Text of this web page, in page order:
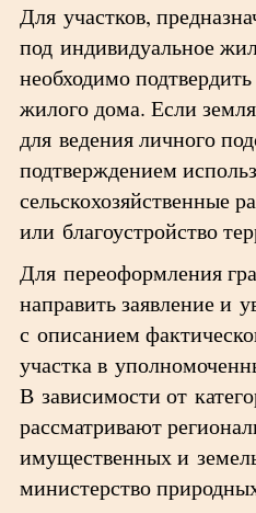
Для участков,
под индивидуальное
необходимо
жилого дома. Если
для ведения личного
подтверждением
сельскохозяйственные
или благоустройство
Для переоформления
направить заявление и
с описанием
участка в
В зависимости от
рассматривают
имущественных и
министерство